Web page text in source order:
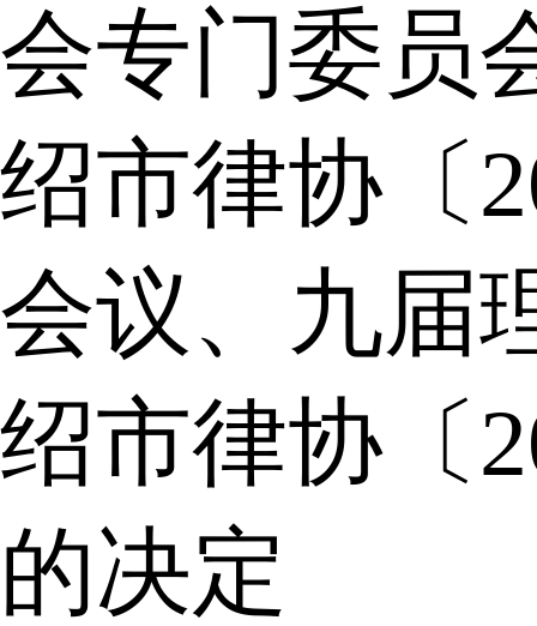
会专门委员
绍市律协〔
会议、九届
绍市律协〔
的决定